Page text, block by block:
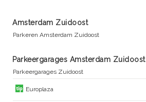
Amsterdam Zuidoost
Parkeren Amsterdam Zuidoost
Parkeergarages Amsterdam Zuidoost
Parkeergarages Zuidoost
Europlaza